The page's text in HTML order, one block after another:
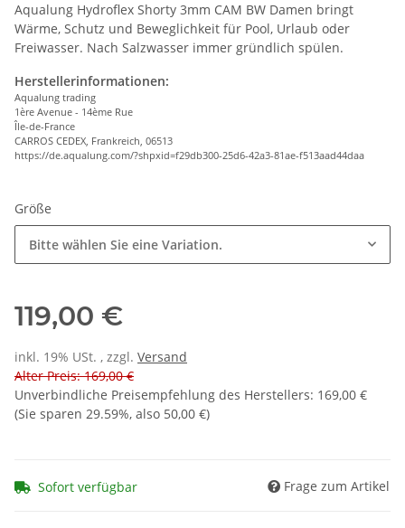
Aqualung Hydroflex Shorty 3mm CAM BW Damen bringt
Wärme, Schutz und Beweglichkeit für Pool, Urlaub oder
Freiwasser. Nach Salzwasser immer gründlich spülen.
Herstellerinformationen:
Aqualung trading
1ère Avenue - 14ème Rue
Île-de-France
CARROS CEDEX, Frankreich, 06513
https://de.aqualung.com/?shpxid=f29db300-25d6-42a3-81ae-f513aad44daa
Größe
Bitte wählen Sie eine Variation.
119,00 €
inkl. 19% USt. , zzgl. Versand
Alter Preis: 169,00 €
Unverbindliche Preisempfehlung des Herstellers: 169,00 €
(Sie sparen 29.59%, also 50,00 €)
Sofort verfügbar Frage zum Artikel